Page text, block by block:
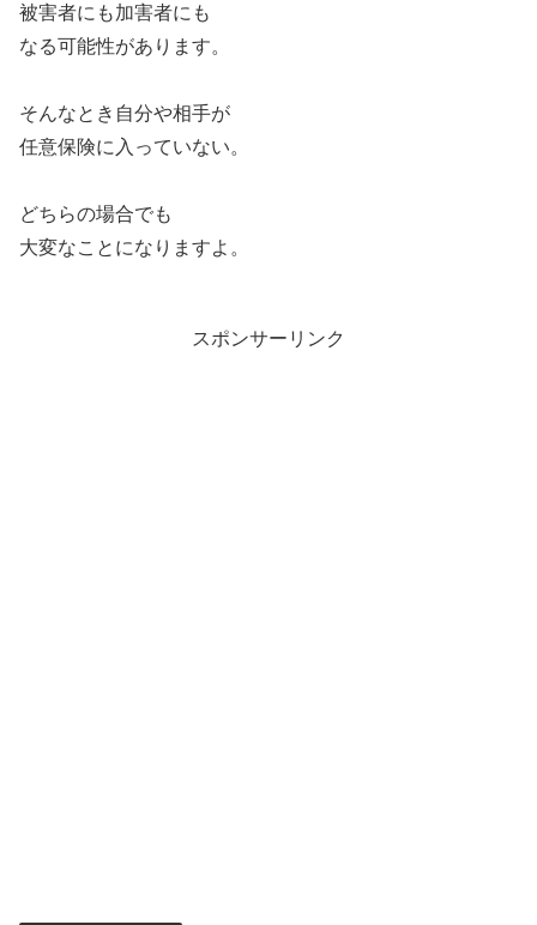
被害者にも加害者にも
なる可能性があります。
そんなとき自分や相手が
任意保険に入っていない。
どちらの場合でも
大変なことになりますよ。
スポンサーリンク